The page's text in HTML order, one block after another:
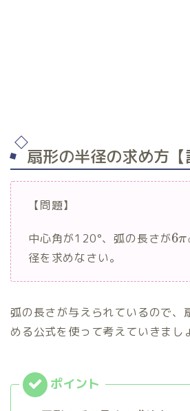
扇形の半径の求め方【
【問題】
中心角が120°、弧の長さが6π
径を求めなさい。
弧の長さが与えられているので、
める公式を使って考えていきまし